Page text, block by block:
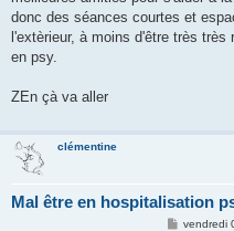
donc des séances courtes et
l'extèrieur, à moins d'être très
en psy.
ZEn çà va aller
clémentine
Mal être en hospitalisation
Mvendredi